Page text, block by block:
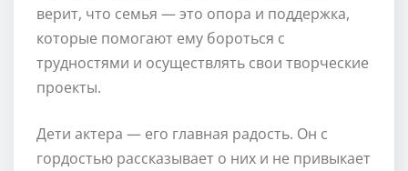
верит, что семья — это опора и поддержка,
которые помогают ему бороться с
трудностями и осуществлять свои творческие
проекты.
Дети актера — его главная радость. Он с
гордостью рассказывает о них и не привыкает